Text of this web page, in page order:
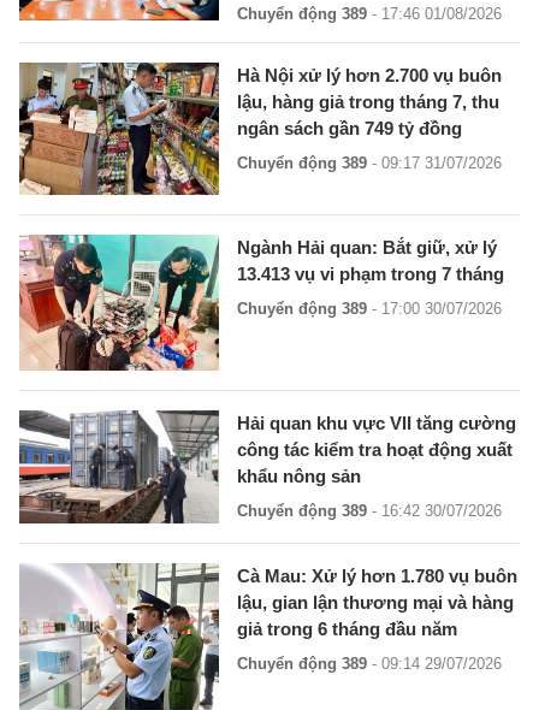
Chuyển động 389 - 17:46 01/08/2026
Hà Nội xử lý hơn 2.700 vụ buôn
lậu, hàng giả trong tháng 7, thu
ngân sách gần 749 tỷ đồng
Chuyển động 389 - 09:17 31/07/2026
Ngành Hải quan: Bắt giữ, xử lý
13.413 vụ vi phạm trong 7 tháng
Chuyển động 389 - 17:00 30/07/2026
Hải quan khu vực VII tăng cường
công tác kiểm tra hoạt động xuất
khẩu nông sản
Chuyển động 389 - 16:42 30/07/2026
Cà Mau: Xử lý hơn 1.780 vụ buôn
lậu, gian lận thương mại và hàng
giả trong 6 tháng đầu năm
Chuyển động 389 - 09:14 29/07/2026